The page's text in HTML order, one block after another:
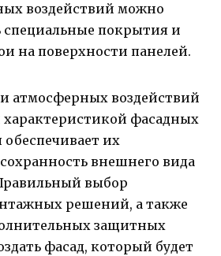
воздействий можно
специальные покрытия и
на поверхности панелей.
атмосферных воздействий
характеристикой фасадных
обеспечивает их
внешнего вида
выбор
решений, а также
защитных
фасад, который будет